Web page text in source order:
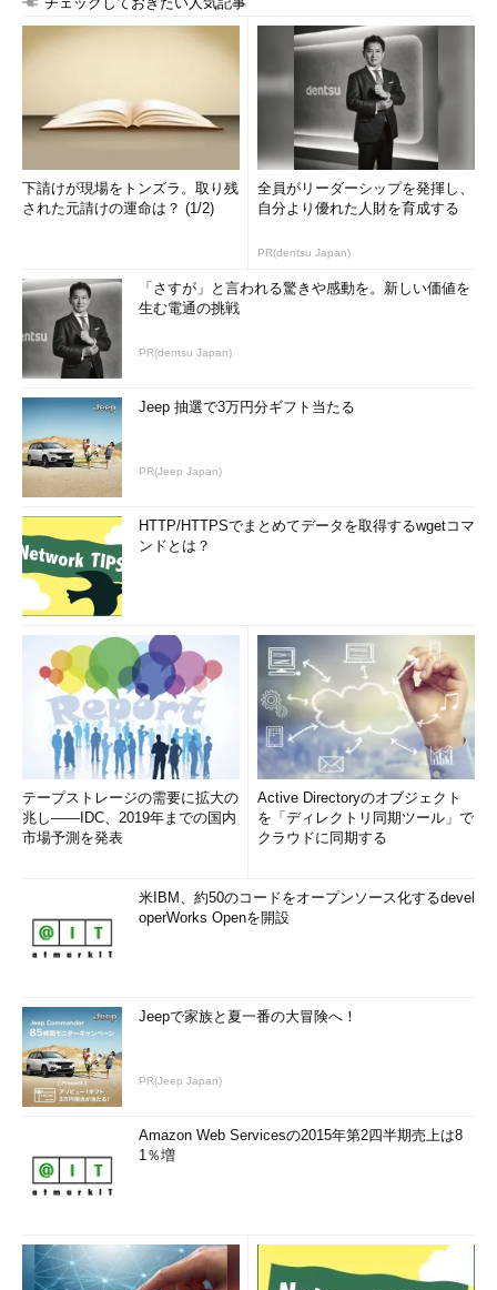
めの階層が深く、Aeroの有効／無効、エディションによって手順
が異なるなど、他人に説明する際には少々面倒だ。そこで、簡単
にダイアログを呼び出す方法も紹介しておこう。［スタート］メ
ニューの［プログラムとファイルの検索］や［ファイル名を指定
して実行］、またはコマンドプロンプトで、「desk.cpl ,5」を実
行すれば、直接、［ウィンドウの色とデザイン］ダイアログが呼
ル・パネル・アイテムを素早く起動できるようにする」参照のこ
［スタート］メニューの［プログラムとファイル
の検索］
［ウィンドウの色とデザイン］ダイアログを素早
く開くには、［スタート］メニューの［プログラ
ムとファイルの検索］に「desk.cpl ,5」と入力し
て、［Enter］キーを押せばよい。
（1）［プログラムとファイルの検索］に「des
k.cpl ,5」と入力して実行すると、［ウィンドウの
色とデザイン］ダイアログが開く。→
［Ｂ］へ
この［ウィンドウの色とデザイン］ダイアログで、「指定する
部分」のプルダウンメニューから「ウィンドウの境界の間隔」を
り、大きな数値を指定すれば太くなる。［OK］ボタンまたは
［適用］ボタンをクリックすると、変更がすぐにウィンドウに反
映される。
［Ｂ］
下請けが現場をトンズラ。取り残
された元請けの運命は？ (1/2)
全員がリーダーシップを発揮し、
自分より優れた人財を育成する
PR(dentsu Japan)
「さすが」と言われる驚きや感動を。新しい価値を
生む電通の挑戦
PR(dentsu Japan)
Jeep 抽選で3万円分ギフト当たる
PR(Jeep Japan)
HTTP/HTTPSでまとめてデータを取得するwgetコマ
ンドとは？
テープストレージの需要に拡大の
兆し――IDC、2019年までの国内
市場予測を発表
Active Directoryのオブジェクト
を「ディレクトリ同期ツール」で
クラウドに同期する
米IBM、約50のコードをオープンソース化するdevel
operWorks Openを開設
Jeepで家族と夏一番の大冒険へ！
PR(Jeep Japan)
Amazon Web Servicesの2015年第2四半期売上は8
1％増